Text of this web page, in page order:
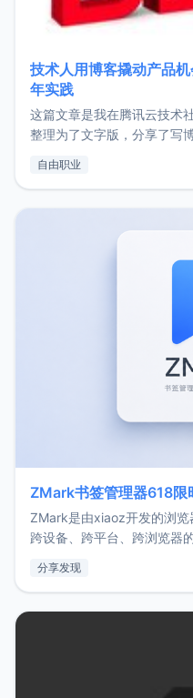
技术人用博客撬动产品
年实践
这篇文章是我在腾讯云技术
整理为了文字版，分享了写
了我的首个产品ImgURL的
自由职业
ZMark书签管理器618限
ZMark是由xiaoz开发的浏览
跨设备、跨平台、跨浏览器
用，让管理更高效。ZMark
分享发现